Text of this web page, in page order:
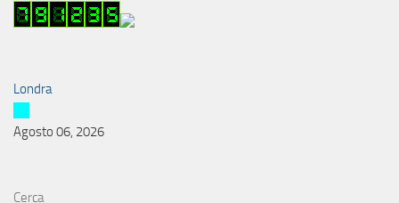
Londra
Agosto 06, 2026
Cerca